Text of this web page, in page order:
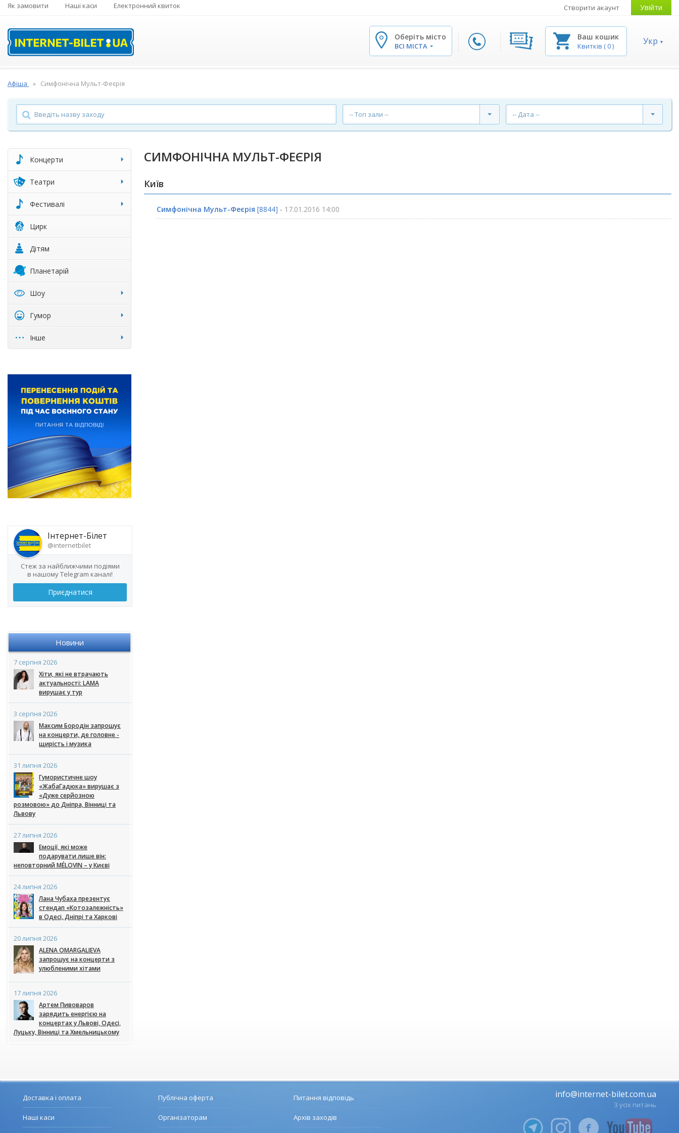
Як замовити Наші каси Електронний квиток Створити акаунт Увійти
Оберіть місто
ВСІ МІСТА
Ваш кошик
Квитків (0) Укр
Афіша Симфонічна Мульт-Феєрія
-- Топ зали -- -- Дата --
Концерти
Театри
Фестивалі
Цирк
Дітям
Планетарій
Шоу
Гумор
Інше
Інтернет-Білет
@internetbilet
Стеж за найближчими подіями
в нашому Telegram каналі!
Приєднатися
Новини
7 серпня 2026
Хіти, які не втрачають
актуальності: LAMA
вирушає у тур
3 серпня 2026
Максим Бородін запрошує
на концерти, де головне -
щирість і музика
31 липня 2026
Гумористичне шоу
«ЖабаГадюка» вирушає з
«Дуже серйозною
розмовою» до Дніпра, Вінниці та
Львову
27 липня 2026
Емоції, які може
подарувати лише він:
неповторний MÉLOVIN – у Києві
24 липня 2026
Лана Чубаха презентує
стендап «Котозалежність»
в Одесі, Дніпрі та Харкові
20 липня 2026
ALENA OMARGALIEVA
запрошує на концерти з
улюбленими хітами
17 липня 2026
Артем Пивоваров
зарядить енергією на
концертах у Львові, Одесі,
Луцьку, Вінниці та Хмельницькому
СИМФОНІЧНА МУЛЬТ-ФЕЄРІЯ
Київ
Симфонічна Мульт-Феєрія [8844] - 17.01.2016 14:00
Доставка і оплата
Наші каси
Публічна оферта
Організаторам
Питання відповідь
Архів заходів
info@internet-bilet.com.ua
З усіх питань